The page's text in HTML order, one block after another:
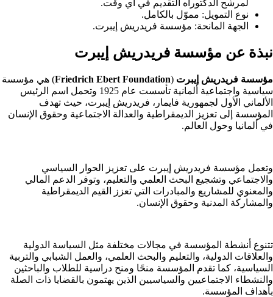
لمرشح الدكتوراه التقديم في أي وقت.
نوع التمويل: مموّل بالكامل.
الجهة المانحة: مؤسسة فريدريش إيبرت.
نبذة عن مؤسسة فريدريش إيبرت
مؤسسة فريدريش إيبرت (
Friedrich Ebert Foundation) هي مؤسسة
سياسية واجتماعية ألمانية تأسست عام 1925 وتحمل اسم الرئيس
الألماني الأول لجمهورية فايمار، فريدريش إيبرت، حيث تهدف
المؤسسة إلى تعزيز الديمقراطية والعدالة الاجتماعية وحقوق الإنسان
في ألمانيا وحول العالم.
وتعمل مؤسسة فريدريش إيبرت على تعزيز الحوار السياسي
والاجتماعي وتشجيع البحث العلمي والتعليم، وتوفر الدعم المالي
والمعنوي للمشاريع والمبادرات التي تعزز القيم الديمقراطية
والمشاركة المدنية وحقوق الإنسان.
تتنوع أنشطة المؤسسة في مجالات مختلفة مثل السياسة الدولية
والعلاقات الدولية، والتعليم والبحث العلمي، والعمل الشبابي والتربية
السياسية، كما تقدم المؤسسة منحًا ومنح دراسية للطلاب والباحثين
والنشطاء الاجتماعيين والسياسيين الذين يهتمون بالقضايا ذات الصلة
بأهداف المؤسسة.